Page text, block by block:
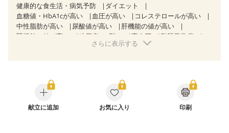
健康的な食生活・病気予防
ダイエット
血糖値・HbA1cが高い
血圧が高い
コレステロールが高い
中性脂肪が高い
尿酸値が高い
肝機能の値が高い
腎機能の値が高い
糖尿病（2型） 高血圧
脂質異常症
狭心症 心筋梗塞
糖尿病性腎症（第２期）
糖尿病性腎症（第３期）
CKD（ステージ１）
CKD（ステージ２）
CKD（ステージ３a）
乳がん（抗がん剤治療中）
さらに表示する
献立に追加 お気に入り 印刷